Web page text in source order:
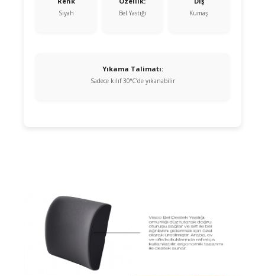
Siyah Bel Yastığı Kumaş
Yıkama Talimatı:
Sadece kılıf 30°C’de yıkanabilir